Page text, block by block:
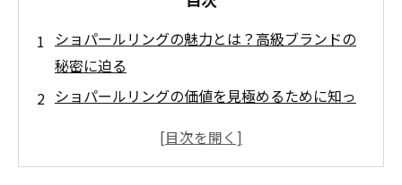
ショパールリングの魅力とは？高級ブランドの
秘密に迫る
ショパールリングの価値を見極めるために知っ
買取専門店が教える！ショパールリングの高価